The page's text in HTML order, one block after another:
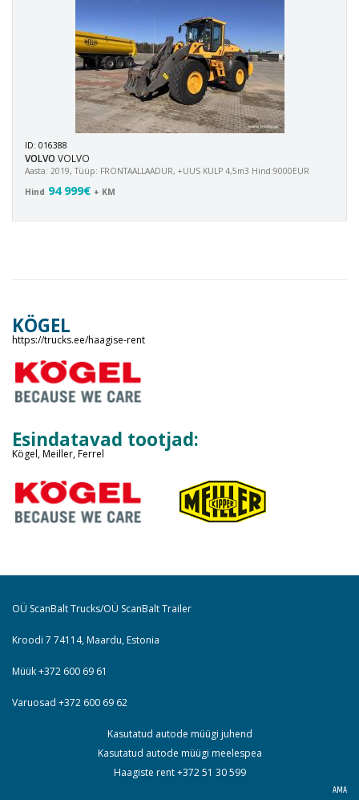
ID: 016388
VOLVO VOLVO
Aasta: 2019, Tüüp: FRONTAALLAADUR, +UUS KULP 4,5m3 Hind:9000EUR
Hind 94 999€ + KM
KÖGEL
https://trucks.ee/haagise-rent
Esindatavad tootjad:
Kögel, Meiller, Ferrel
OÜ ScanBalt Trucks/OÜ ScanBalt Trailer
Kroodi 7 74114, Maardu, Estonia
Müük +372 600 69 61
Varuosad +372 600 69 62
AMA
Kasutatud autode müügi juhend
Kasutatud autode müügi meelespea
Haagiste rent +372 51 30 599